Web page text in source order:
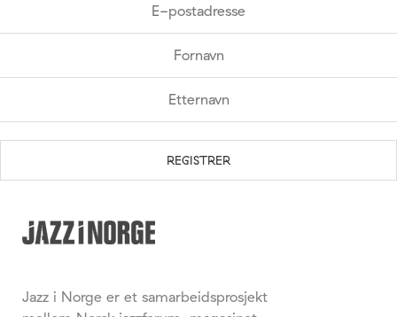
Jazz i Norge er et samarbeidsprosjekt